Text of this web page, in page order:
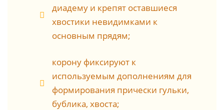
диадему и крепят оставшиеся
хвостики невидимками к
основным прядям;
корону фиксируют к
используемым дополнениям для
формирования прически гульки,
бублика, хвоста;